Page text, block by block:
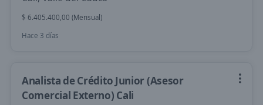
$ 6.405.400,00 (Mensual)
Hace 3 días
Analista de Crédito Junior (Asesor
Comercial Externo) Cali